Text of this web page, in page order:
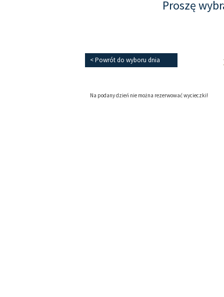
Proszę
< Powrót do wyboru dnia
Na podany dzień nie można rezerwować wycieczki!